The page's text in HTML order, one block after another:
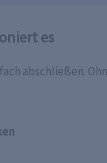
es
abschließen.